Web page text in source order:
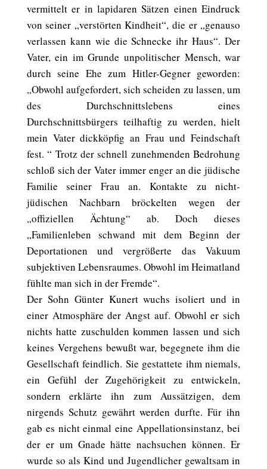
vermittelt er in lapidaren Sätzen einen Eindruck
von seiner „verstörten Kindheit“, die er „genauso
verlassen kann wie die Schnecke ihr Haus“. Der
Vater, ein im Grunde unpolitischer Mensch, war
durch seine Ehe zum Hitler-Gegner geworden:
„Obwohl aufgefordert, sich scheiden zu lassen, um
des Durchschnittslebens eines
Durchschnittsbürgers teilhaftig zu werden, hielt
mein Vater dickköpfig an Frau und Feindschaft
fest. “ Trotz der schnell zunehmenden Bedrohung
schloß sich der Vater immer enger an die jüdische
Familie seiner Frau an. Kontakte zu nicht-
jüdischen Nachbarn bröckelten wegen der
„offiziellen Ächtung“ ab. Doch dieses
„Familienleben schwand mit dem Beginn der
Deportationen und vergrößerte das Vakuum
subjektiven Lebensraumes. Obwohl im Heimatland
fühlte man sich in der Fremde“.
Der Sohn Günter Kunert wuchs isoliert und in
einer Atmosphäre der Angst auf. Obwohl er sich
nichts hatte zuschulden kommen lassen und sich
keines Vergehens bewußt war, begegnete ihm die
Gesellschaft feindlich. Sie gestattete ihm niemals,
ein Gefühl der Zugehörigkeit zu entwickeln,
sondern erklärte ihn zum Aussätzigen, dem
nirgends Schutz gewährt werden durfte. Für ihn
gab es nicht einmal eine Appellationsinstanz, bei
der er um Gnade hätte nachsuchen können. Er
wurde so als Kind und Jugendlicher gewaltsam in